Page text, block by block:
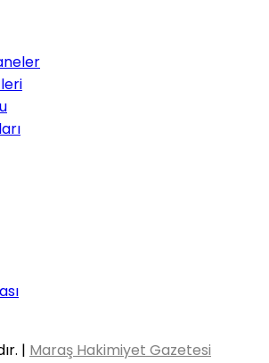
| Maraş Hakimiyet Gazetesi